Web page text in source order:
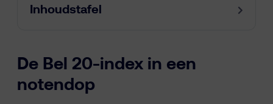
Inhoudstafel
De Bel 20-index in een
notendop